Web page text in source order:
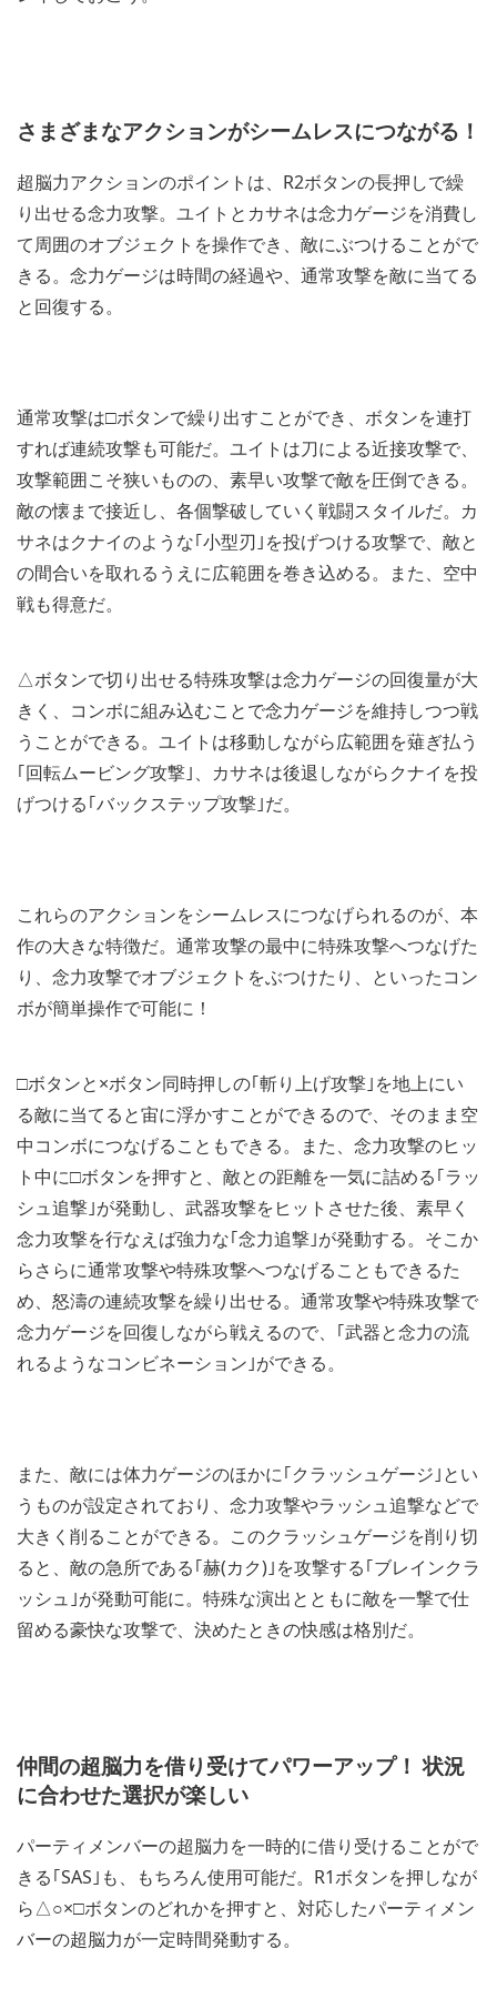
さまざまなアクションがシームレスにつながる！
超脳力アクションのポイントは、R2ボタンの長押しで繰
り出せる念力攻撃。ユイトとカサネは念力ゲージを消費し
て周囲のオブジェクトを操作でき、敵にぶつけることがで
きる。念力ゲージは時間の経過や、通常攻撃を敵に当てる
と回復する。
通常攻撃は□ボタンで繰り出すことができ、ボタンを連打
すれば連続攻撃も可能だ。ユイトは刀による近接攻撃で、
攻撃範囲こそ狭いものの、素早い攻撃で敵を圧倒できる。
敵の懐まで接近し、各個撃破していく戦闘スタイルだ。カ
サネはクナイのような｢小型刃｣を投げつける攻撃で、敵と
の間合いを取れるうえに広範囲を巻き込める。また、空中
戦も得意だ。
△ボタンで切り出せる特殊攻撃は念力ゲージの回復量が大
きく、コンボに組み込むことで念力ゲージを維持しつつ戦
うことができる。ユイトは移動しながら広範囲を薙ぎ払う
｢回転ムービング攻撃｣、カサネは後退しながらクナイを投
げつける｢バックステップ攻撃｣だ。
これらのアクションをシームレスにつなげられるのが、本
作の大きな特徴だ。通常攻撃の最中に特殊攻撃へつなげた
り、念力攻撃でオブジェクトをぶつけたり、といったコン
ボが簡単操作で可能に！
□ボタンと×ボタン同時押しの｢斬り上げ攻撃｣を地上にい
る敵に当てると宙に浮かすことができるので、そのまま空
中コンボにつなげることもできる。また、念力攻撃のヒッ
ト中に□ボタンを押すと、敵との距離を一気に詰める｢ラッ
シュ追撃｣が発動し、武器攻撃をヒットさせた後、素早く
念力攻撃を行なえば強力な｢念力追撃｣が発動する。そこか
らさらに通常攻撃や特殊攻撃へつなげることもできるた
め、怒濤の連続攻撃を繰り出せる。通常攻撃や特殊攻撃で
念力ゲージを回復しながら戦えるので、｢武器と念力の流
れるようなコンビネーション｣ができる。
また、敵には体力ゲージのほかに｢クラッシュゲージ｣とい
うものが設定されており、念力攻撃やラッシュ追撃などで
大きく削ることができる。このクラッシュゲージを削り切
ると、敵の急所である｢赫(カク)｣を攻撃する｢ブレインクラ
ッシュ｣が発動可能に。特殊な演出とともに敵を一撃で仕
留める豪快な攻撃で、決めたときの快感は格別だ。
仲間の超脳力を借り受けてパワーアップ！ 状況
に合わせた選択が楽しい
パーティメンバーの超脳力を一時的に借り受けることがで
きる｢SAS｣も、もちろん使用可能だ。R1ボタンを押しなが
ら△○×□ボタンのどれかを押すと、対応したパーティメン
バーの超脳力が一定時間発動する。